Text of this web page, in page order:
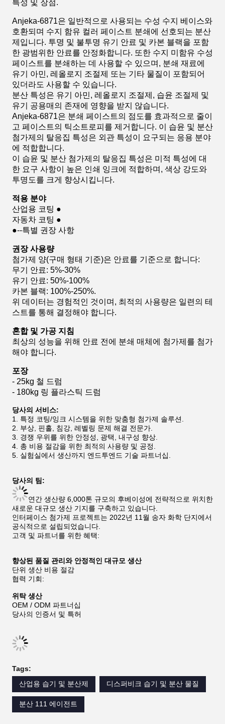
특성 및 장점.
Anjeka-6871은 일반적으로 사용되는 수성 수지 베이스와
호환되며 수지 함유 컬러 페이스트 분쇄에 선호되는 분산
제입니다. 투명 및 불투명 유기 안료 및 카본 블랙을 포함
한 광범위한 안료를 안정화합니다. 또한 수지 미함유 수성
페이스트를 분쇄하는 데 사용할 수 있으며, 분쇄 재료에
유기 아민, 레올로지 조절제 또는 기타 물질이 포함되어
있더라도 사용할 수 있습니다.
분산 특성은 유기 아민, 레올로지 조절제, 습윤 조절제 및
유기 공용매의 존재에 영향을 받지 않습니다.
Anjeka-6871은 분쇄 페이스트의 점도를 효과적으로 줄이
고 페이스트의 틱소트로피를 제거합니다. 이 습윤 및 분산
첨가제의 탈응집 특성은 외관 특성이 요구되는 응용 분야
에 적합합니다.
이 습윤 및 분산 첨가제의 탈응집 특성은 미적 특성에 대
한 요구 사항이 높은 인쇄 잉크에 적합하며, 색상 강도와
투명도를 크게 향상시킵니다.
적용 분야
산업용 코팅 ●
자동차 코팅 ●
●--특별 권장 사항
권장 사용량
첨가제 양(구매 형태 기준)은 안료를 기준으로 합니다:
무기 안료: 5%-30%
유기 안료: 50%-100%
카본 블랙: 100%-250%.
위 데이터는 경험적인 것이며, 최적의 사용량은 일련의 테
스트를 통해 결정해야 합니다.
혼합 및 가공 지침
최상의 성능을 위해 안료 전에 분쇄 매체에 첨가제를 첨가
해야 합니다.
포장
- 25kg 철 드럼
- 180kg 링 플라스틱 드럼
당사의 서비스:
1. 특정 코팅/잉크 시스템을 위한 맞춤형 첨가제 솔루션.
2. 부상, 핀홀, 침강, 레벨링 문제 해결 전문가.
3. 경쟁 우위를 위한 안정성, 광택, 내구성 향상.
4. 총 비용 절감을 위한 최적의 사용량 및 공정.
5. 실험실에서 생산까지 엔드투엔드 기술 파트너십.
당사의 팀:
연간 생산량 6,000톤 규모의 후베이성에 전략적으로 위치한
새로운 대규모 생산 기지를 구축하고 있습니다.
인터페이스 첨가제 프로젝트는 2022년 11월 송자 화학 단지에서
공식적으로 설립되었습니다.
고객 및 파트너를 위한 혜택:
향상된 품질 관리와 안정적인 대규모 생산
단위 생산 비용 절감
협력 기회:
위탁 생산
OEM / ODM 파트너십
당사의 인증서 및 특허
Tags:
산업용 습기 및 분산제
디스퍼비크 습기 및 분산 물질
분산 111 에이전트